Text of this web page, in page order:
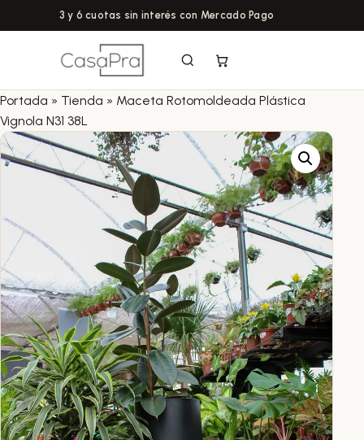
3 y 6 cuotas sin interés con Mercado Pago
Portada » Tienda » Maceta Rotomoldeada Plástica
Vignola N31 38L